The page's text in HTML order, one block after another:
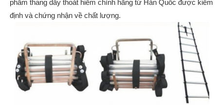
phẩm thang dây thoát hiểm chính hãng từ Hàn Quốc được kiểm
định và chứng nhận về chất lượng.